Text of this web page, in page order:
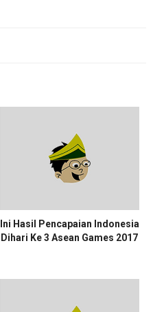
Ini Hasil Pencapaian Indonesia
Dihari Ke 3 Asean Games 2017